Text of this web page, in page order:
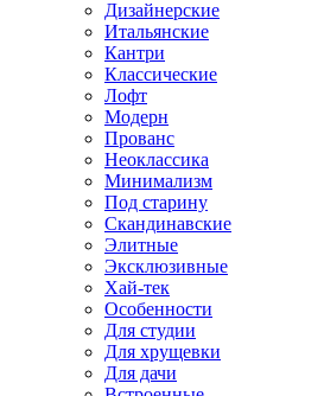
Дизайнерские
Итальянские
Кантри
Классические
Лофт
Модерн
Прованс
Неоклассика
Минимализм
Под старину
Скандинавские
Элитные
Эксклюзивные
Хай-тек
Особенности
Для студии
Для хрущевки
Для дачи